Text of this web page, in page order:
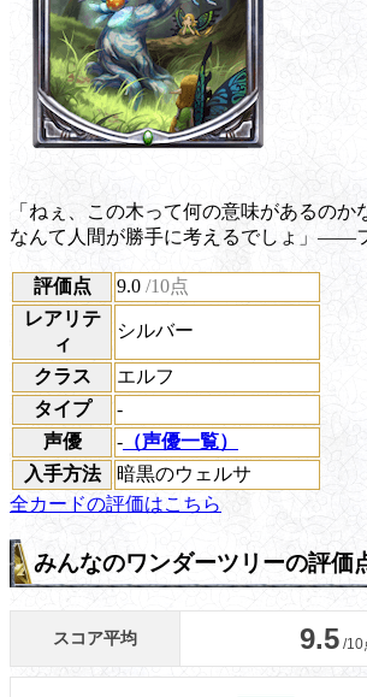
「ねぇ、この木って何の意味があるのか
なんて人間が勝手に考えるでしょ」――
評価点 9.0 /10点
レアリテ
ィ
シルバー
クラス
エルフ
タイプ
-
声優
- （声優一覧）
入手方法
暗黒のウェルサ
全カードの評価はこちら
みんなのワンダーツリーの評価